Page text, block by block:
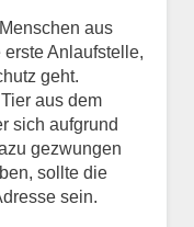
aus
Anlaufstelle,
geht.
aus dem
sich aufgrund
gezwungen
sollte die
sein.